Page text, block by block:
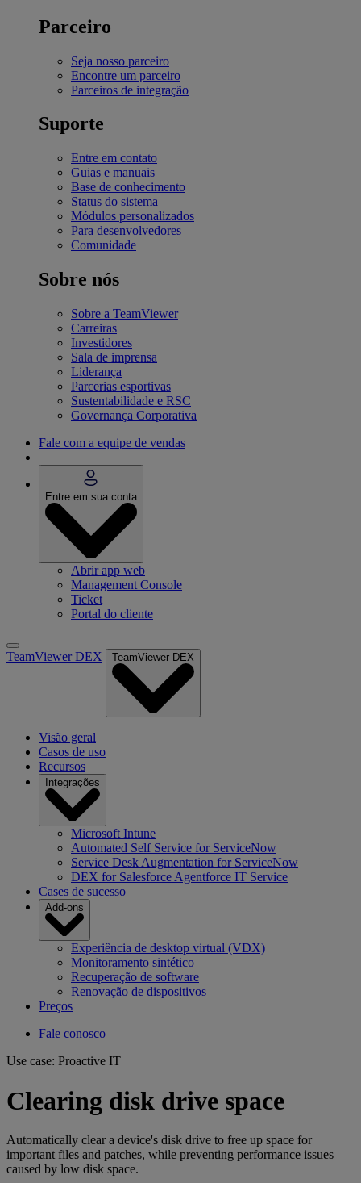
Parceiro
Seja nosso parceiro
Encontre um parceiro
Parceiros de integração
Suporte
Entre em contato
Guias e manuais
Base de conhecimento
Status do sistema
Módulos personalizados
Para desenvolvedores
Comunidade
Sobre nós
Sobre a TeamViewer
Carreiras
Investidores
Sala de imprensa
Liderança
Parcerias esportivas
Sustentabilidade e RSC
Governança Corporativa
Fale com a equipe de vendas
Entre em sua conta
Abrir app web
Management Console
Ticket
Portal do cliente
TeamViewer DEX TeamViewer DEX
Visão geral
Casos de uso
Recursos
Integrações
Microsoft Intune
Automated Self Service for ServiceNow
Service Desk Augmentation for ServiceNow
DEX for Salesforce Agentforce IT Service
Cases de sucesso
Add-ons
Experiência de desktop virtual (VDX)
Monitoramento sintético
Recuperação de software
Renovação de dispositivos
Preços
Fale conosco
Use case: Proactive IT
Clearing disk drive space
Automatically clear a device's disk drive to free up space for
important files and patches, while preventing performance issues
caused by low disk space.